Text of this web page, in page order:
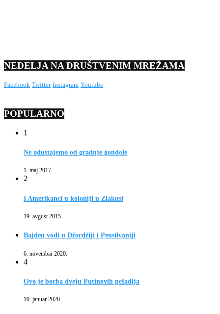
NEDELJA NA DRUŠTVENIM MREŽAMA
Facebook Twitter Instagram Youtube
POPULARNO
1
Ne odustajemo od gradnje gondole
1. maj 2017.
2
I Amerikanci u koloniji u Zlakusi
19. avgust 2015.
Bajden vodi u Džordžiji i Pensilvaniji
6. novembar 2020.
4
Ovo je borba dveju Putinovih pešadija
10. januar 2020.